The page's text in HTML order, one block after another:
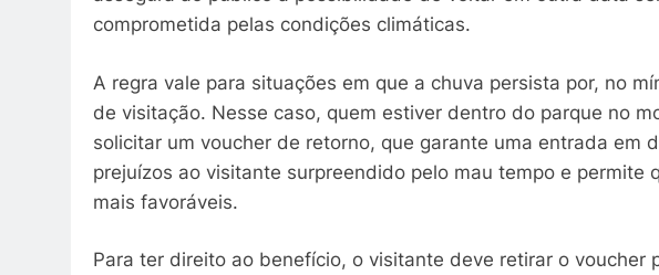
comprometida pelas condições climáticas.
A regra vale para situações em que a chuva persista por, no
de visitação. Nesse caso, quem estiver dentro do parque no
solicitar um voucher de retorno, que garante uma entrada em
prejuízos ao visitante surpreendido pelo mau tempo e permite
mais favoráveis.
Para ter direito ao benefício, o visitante deve retirar o voucher